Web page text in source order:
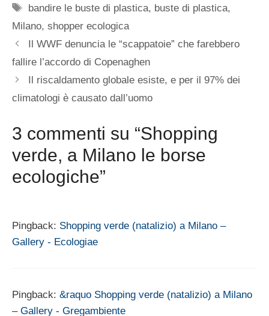
Tag
bandire le buste di plastica, buste di plastica,
Milano, shopper ecologica
Il WWF denuncia le “scappatoie” che farebbero
fallire l’accordo di Copenaghen
Il riscaldamento globale esiste, e per il 97% dei
climatologi è causato dall’uomo
3 commenti su “Shopping
verde, a Milano le borse
ecologiche”
Pingback: Shopping verde (natalizio) a Milano –
Gallery - Ecologiae
Pingback: &raquo Shopping verde (natalizio) a Milano
– Gallery - Gregambiente